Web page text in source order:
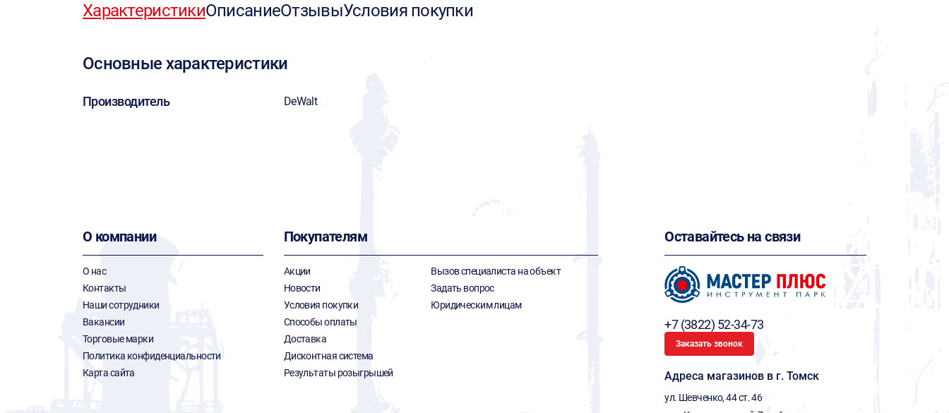
ХарактеристикиОписаниеОтзывыУсловия покупки
Основные характеристики
Производитель DeWalt
О компании
О нас
Контакты
Наши сотрудники
Вакансии
Торговые марки
Политика конфиденциальности
Карта сайта
Покупателям
Акции
Новости
Условия покупки
Способы оплаты
Доставка
Дисконтная система
Результаты розыгрышей
Вызов специалиста на объект
Задать вопрос
Юридическим лицам
Оставайтесь на связи
+7 (3822) 52-34-73
Заказать звонок
Адреса магазинов в г. Томск
ул. Шевченко, 44 ст. 46